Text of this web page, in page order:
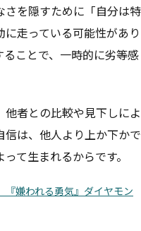
を隠すために「自分は特
走っている可能性があり
ことで、一時的に劣等感
者との比較や見下しによ
は、他人より上か下かで
て生まれるからです。
嫌われる勇気』ダイヤモン